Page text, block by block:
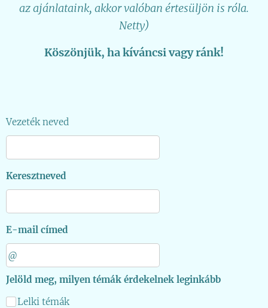
az ajánlataink, akkor valóban értesüljön is róla.
Netty)
Köszönjük, ha kíváncsi vagy ránk!
Vezeték neved
Keresztneved
E-mail címed
Jelöld meg, milyen témák érdekelnek leginkább
Lelki témák